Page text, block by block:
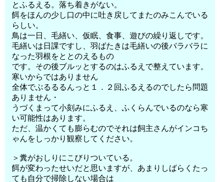
とふるえる。落ち着きがない。
餌をほんの少し口の中に吐き戻してまたのみこんでいる
らしい。
鳥は一日、毛繕い、仮眠、食事、遊びの繰り返しです。
毛繕いは日課ですし、羽ばたきは毛繕いの後バラバラに
なった羽根をととのえるもの
です。その後ブルッとするのはふるえで整えています。
寒いからではありません
全体でぶるるるんっと１．２回ふるえるのでしたら問題
ありません・
うづくまって小刻みにふるえ、ふくらんでいるのなら寒
い可能性はあります。
ただ、温かくても膨らむのでそれは飼主さんがインコち
ゃんをしっかり観察してください。
＞糞がおしりにこびりついている。
餌が変わったせいだと思いますが、あまりしばらくたっ
ても自分で掃除しない場合は